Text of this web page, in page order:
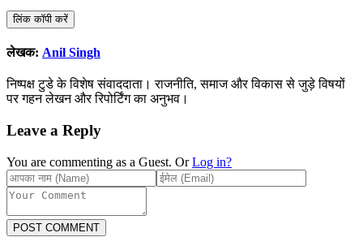
लिंक कॉपी करें
लेखक: Anil Singh
निष्पक्ष टुडे के विशेष संवाददाता। राजनीति, समाज और विकास से जुड़े विषयों
पर गहन लेखन और रिपोर्टिंग का अनुभव।
Leave a Reply
You are commenting as a Guest. Or Log in?
POST COMMENT